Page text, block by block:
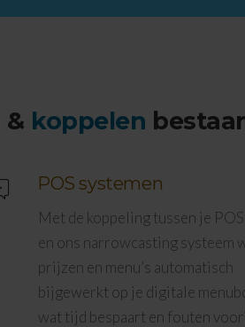
& koppelen
POS systemen
Met de koppeling tussen je
en ons narrowcasting systeem
prijzen en menu’s automatisch
bijgewerkt op je digitale
wat tijd bespaart en fouten